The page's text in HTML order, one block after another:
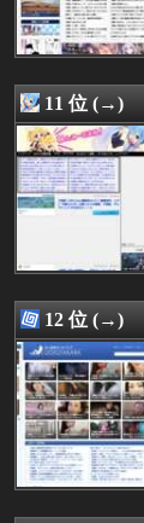
08/07 15:13
08/07 15:13
08/07 15:13
08/07 15:12
08/07 15:12
08/07 15:12
08/07 15:11
08/07 15:10
08/07 15:10
08/07 15:10
08/07 15:09
08/07 15:09
08/07 15:09
08/07 15:09
08/07 15:09
08/07 15:09
08/07 15:09
08/07 15:09
08/07 15:08
11 位 (→)
12 位 (→)